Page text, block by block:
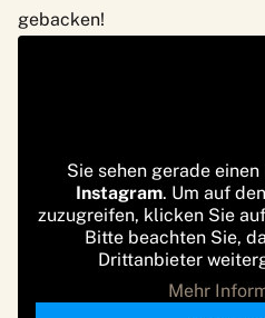
gebacken!
Sie sehen gerade
Instagram. Um auf
zuzugreifen, klicken Sie
Bitte beachten Sie,
Drittanbieter
Mehr